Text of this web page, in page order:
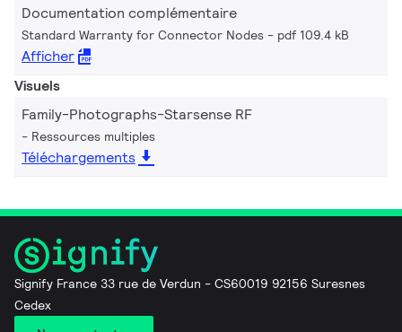
Documentation complémentaire
Standard Warranty for Connector Nodes pdf 109.4 kB
Afficher
Visuels
Family-Photographs-Starsense RF
Ressources multiples
Téléchargements
Signify France 33 rue de Verdun - CS60019 92156 Suresnes
Cedex